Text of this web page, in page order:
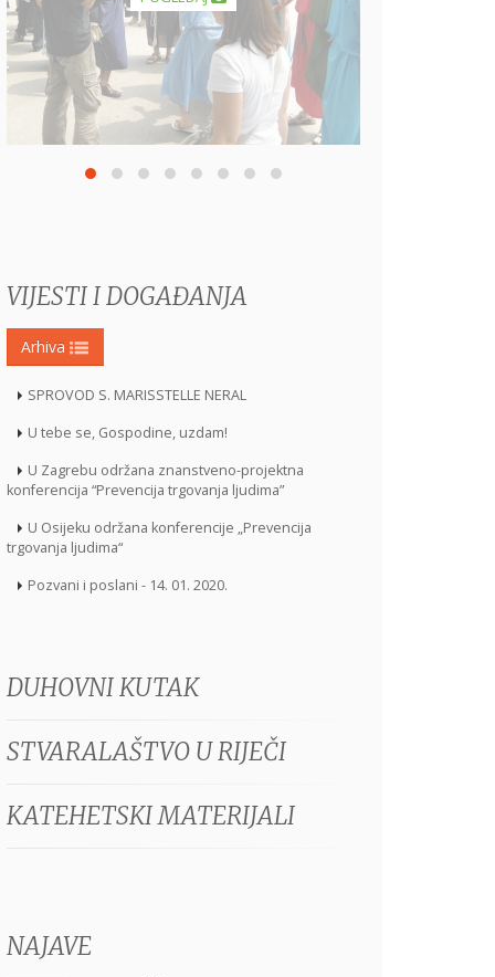
a u sklopu projekta Božić na Mjesnom...
POGLEDAJ
VIJESTI I DOGAĐANJA
Arhiva
SPROVOD S. MARISSTELLE NERAL
U tebe se, Gospodine, uzdam!
U Zagrebu održana znanstveno-projektna
konferencija “Prevencija trgovanja ljudima”
U Osijeku održana konferencije „Prevencija
trgovanja ljudima“
Pozvani i poslani - 14. 01. 2020.
DUHOVNI KUTAK
STVARALAŠTVO U RIJEČI
KATEHETSKI MATERIJALI
NAJAVE